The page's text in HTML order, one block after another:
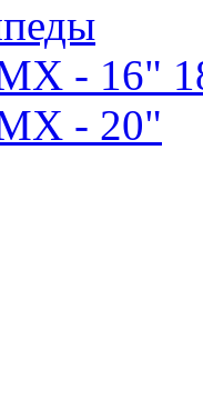
- 16"
- 20"